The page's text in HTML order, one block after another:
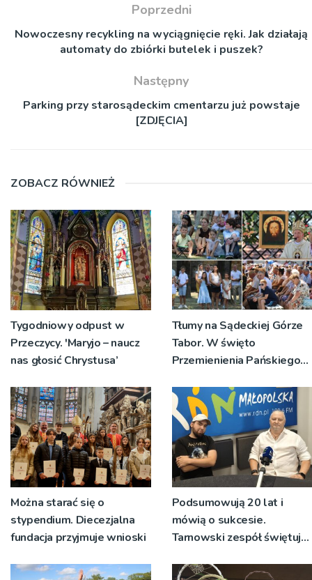
Poprzedni
Nowoczesny recykling na wyciągnięcie ręki. Jak działają
automaty do zbiórki butelek i puszek?
Następny
Parking przy starosądeckim cmentarzu już powstaje
[ZDJĘCIA]
ZOBACZ RÓWNIEŻ
Tygodniowy odpust w
Przeczycy. 'Maryjo – naucz
nas głosić Chrystusa’
Tłumy na Sądeckiej Górze
Tabor. W święto
Przemienienia Pańskiego
znaczeniu Sakramentów
[ZDJĘCIA]
Można starać się o
stypendium. Diecezjalna
fundacja przyjmuje wnioski
Podsumowują 20 lat i
mówią o sukcesie.
Tarnowski zespół świętuje
koncert